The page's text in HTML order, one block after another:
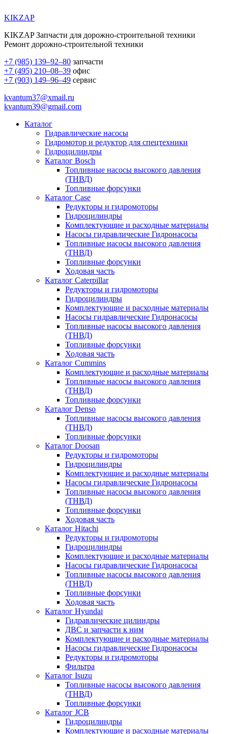
KIKZAP
KIKZAP Запчасти для дорожно-строительной техники
Ремонт дорожно-строительной техники
+7 (985) 139–92–80 запчасти
+7 (495) 210–08–39 офис
+7 (903) 149–96–49 сервис
kvantum37@xmail.ru
kvantum39@gmail.com
Каталог
Гидравлические насосы
Гидромотор и редуктор для спецтехники
Гидроцилиндры
Каталог Bosch
Топливные насосы высокого давления
(ТНВД)
Топливные форсунки
Каталог Case
Редукторы и гидромоторы
Гидроцилиндры
Комплектующие и расходные материалы
Насосы гидравлические Гидронасосы
Топливные насосы высокого давления
(ТНВД)
Топливные форсунки
Ходовая часть
Каталог Caterpillar
Редукторы и гидромоторы
Гидроцилиндры
Комплектующие и расходные материалы
Насосы гидравлические Гидронасосы
Топливные насосы высокого давления
(ТНВД)
Топливные форсунки
Ходовая часть
Каталог Cummins
Комплектующие и расходные материалы
Топливные насосы высокого давления
(ТНВД)
Топливные форсунки
Каталог Denso
Топливные насосы высокого давления
(ТНВД)
Топливные форсунки
Каталог Doosan
Редукторы и гидромоторы
Гидроцилиндры
Комплектующие и расходные материалы
Насосы гидравлические Гидронасосы
Топливные насосы высокого давления
(ТНВД)
Топливные форсунки
Ходовая часть
Каталог Hitachi
Редукторы и гидромоторы
Гидроцилиндры
Комплектующие и расходные материалы
Насосы гидравлические Гидронасосы
Топливные насосы высокого давления
(ТНВД)
Топливные форсунки
Ходовая часть
Каталог Hyundai
Гидравлические цилиндры
ДВС и запчасти к ним
Комплектующие и расходные материалы
Насосы гидравлические Гидронасосы
Редукторы и гидромоторы
Фильтра
Каталог Isuzu
Топливные насосы высокого давления
(ТНВД)
Топливные форсунки
Каталог JCB
Гидроцилиндры
Комплектующие и расходные материалы